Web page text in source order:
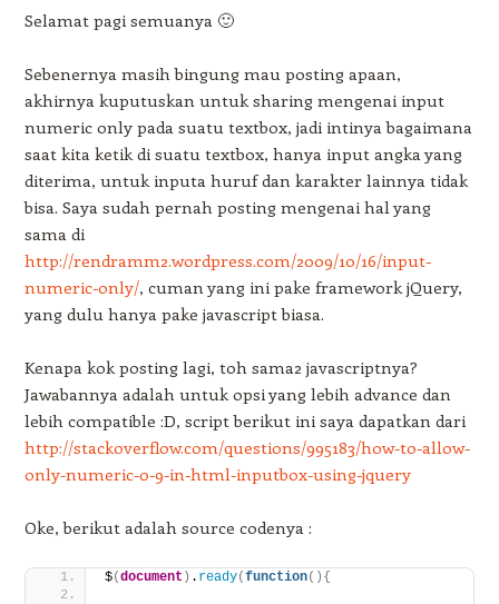
Selamat pagi semuanya 🙂
Sebenernya masih bingung mau posting apaan,
akhirnya kuputuskan untuk sharing mengenai input
numeric only pada suatu textbox, jadi intinya bagaimana
saat kita ketik di suatu textbox, hanya input angka yang
diterima, untuk inputa huruf dan karakter lainnya tidak
bisa. Saya sudah pernah posting mengenai hal yang
sama di
http://rendramm2.wordpress.com/2009/10/16/input-
numeric-only/, cuman yang ini pake framework jQuery,
yang dulu hanya pake javascript biasa.
Kenapa kok posting lagi, toh sama2 javascriptnya?
Jawabannya adalah untuk opsi yang lebih advance dan
lebih compatible :D, script berikut ini saya dapatkan dari
http://stackoverflow.com/questions/995183/how-to-allow-
only-numeric-0-9-in-html-inputbox-using-jquery
Oke, berikut adalah source codenya :
$(document ) . ready(function( ) {